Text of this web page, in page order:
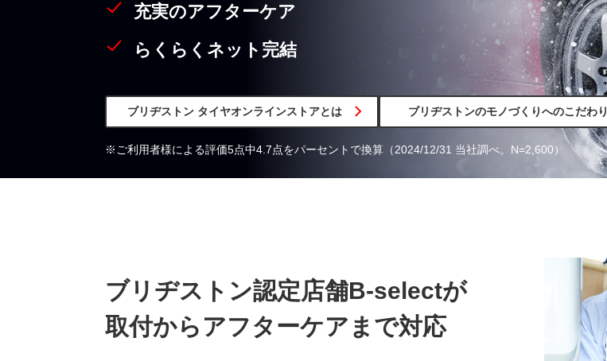
充実のアフターケア
らくらくネット完結
ブリヂストン タイヤオンラインストアとは ブリヂストンのモノづくりへのこだわり
※ご利用者様による評価5点中4.7点をパーセントで換算 （2024/12/31 当社調べ。 N=2,600）
ブリヂストン認定店舗B-selectが
取付から アフターケアまで対応